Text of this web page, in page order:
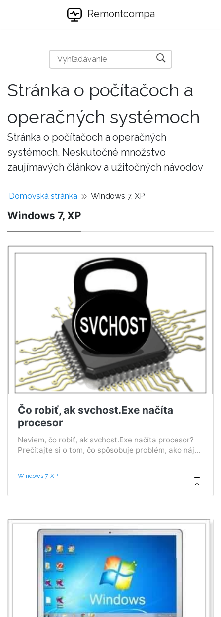
Remontcompa
Stránka o počítačoch a
operačných systémoch
Stránka o počítačoch a operačných
systémoch. Neskutočné množstvo
zaujímavých článkov a užitočných návodov
Domovská stránka Windows 7, XP
Windows 7, XP
Čo robiť, ak svchost.Exe načíta
procesor
Neviem, čo robiť, ak svchost.Exe načíta procesor?
Prečítajte si o tom, čo spôsobuje problém, ako náj...
Windows 7, XP